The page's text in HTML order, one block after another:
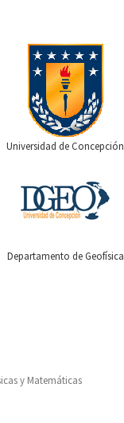
Universidad de Concepción
Departamento de Geofísica
y Matemáticas